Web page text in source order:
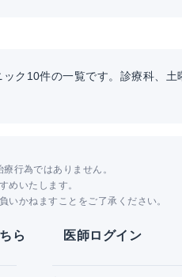
ク10件の一覧です。診療科、
行為ではありません。
めいたします。
かねますことをご了承ください。
ら 医師ログイン